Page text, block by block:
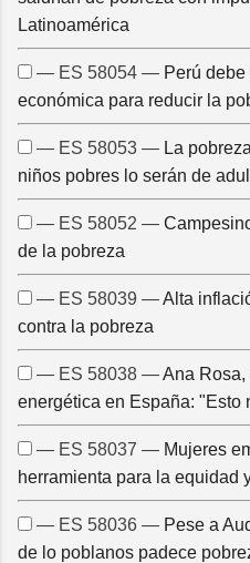
Latinoamérica
— ES 58054 — Perú
económica para reducir la
— ES 58053 — La
niños pobres lo serán de
— ES 58052 —
de la pobreza
— ES 58039 —Alta
contra la pobreza
— ES 58038 —Ana Rosa,
energética en España: "Esto
— ES 58037 — Mujeres
herramienta para la equidad
— ES 58036 — Pese a
de lo poblanos padece